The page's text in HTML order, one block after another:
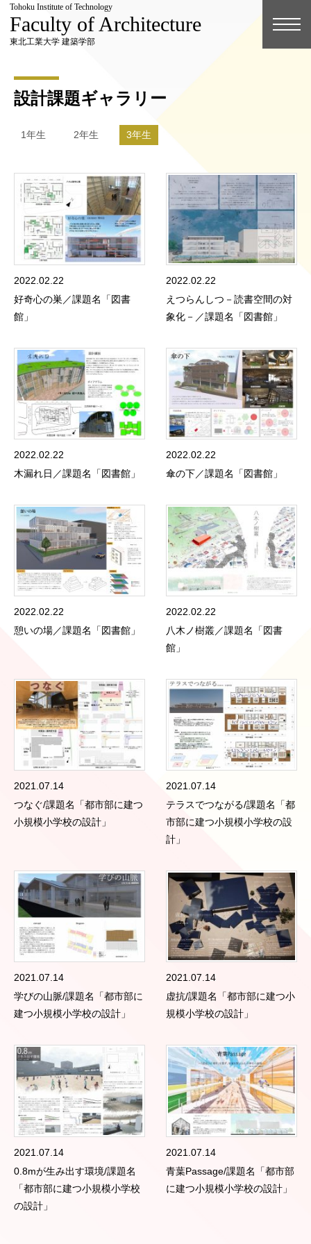
Tohoku Institute of Technology
Faculty of Architecture
東北工業大学 建築学部
設計課題ギャラリー
1年生 2年生 3年生
2022.02.22
好奇心の巣／課題名「図書
館」
2022.02.22
えつらんしつ－読書空間の対
象化－／課題名「図書館」
2022.02.22
木漏れ日／課題名「図書館」
2022.02.22
傘の下／課題名「図書館」
2022.02.22
憩いの場／課題名「図書館」
2022.02.22
八木ノ樹叢／課題名「図書
館」
2021.07.14
つなぐ/課題名「都市部に建つ
小規模小学校の設計」
2021.07.14
テラスでつながる/課題名「都
市部に建つ小規模小学校の設
計」
2021.07.14
学びの山脈/課題名「都市部に
建つ小規模小学校の設計」
2021.07.14
虚抗/課題名「都市部に建つ小
規模小学校の設計」
2021.07.14
0.8mが生み出す環境/課題名
「都市部に建つ小規模小学校
の設計」
2021.07.14
青葉Passage/課題名「都市部
に建つ小規模小学校の設計」